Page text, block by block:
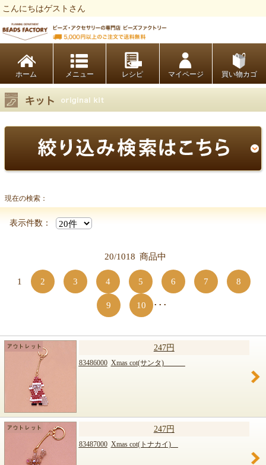
こんにちはゲストさん
ホーム レシピ マイページ 買い物カゴ
現在の検索：
表示件数：
20/1018 商品中
1 2 3 4 5 6 7 8
9 10 ･･･
247円
83486000 Xmas cot(サンタ)
247円
83487000 Xmas cot(トナカイ)